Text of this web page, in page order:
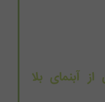
آبنمای بلا